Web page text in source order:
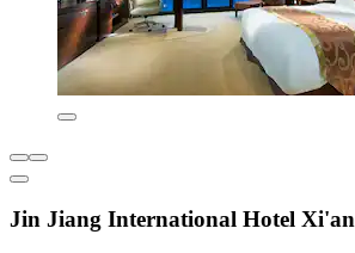
Jin Jiang International Hotel Xi'an